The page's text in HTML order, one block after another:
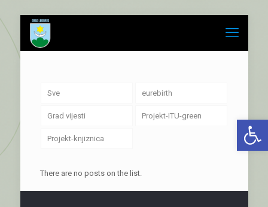
Sve eurebirth
Grad vijesti Projekt-ITU-green
Projekt-knjiznica
There are no posts on the list.